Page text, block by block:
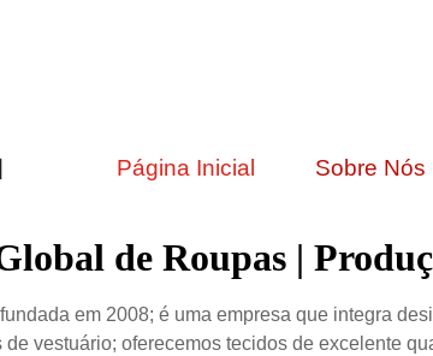
Página Inicial Sobre Nós
de Roupas |
em 2008; é uma empresa que integra
vestuário; oferecemos tecidos de excelente